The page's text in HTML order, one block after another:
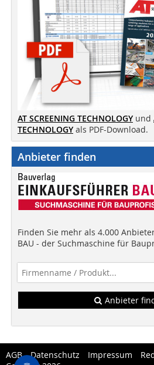
AT SCREENING TECHNOLOGY und
TECHNOLOGY als PDF-Download.
Anbieter finden
Finden Sie mehr als 4.000 Anbieter
BAU - der Suchmaschine für
Anbieter
AGB Datenschutz Impressum